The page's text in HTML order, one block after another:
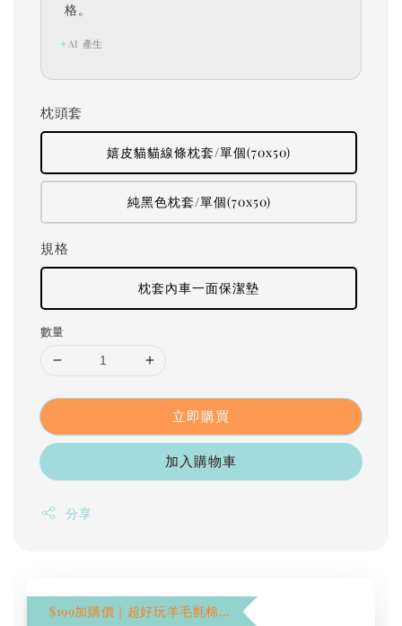
格。
✦ AI 產生
枕頭套
嬉皮貓貓線條枕套/單個(70x50)
純黑色枕套/單個(70x50)
規格
枕套內車一面保潔墊
數量
立即購買
加入購物車
分享
$199加購價｜超好玩羊毛氈棉花棒